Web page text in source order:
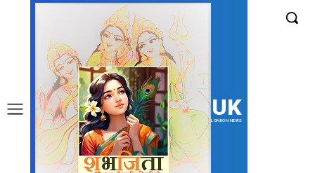
UK
LONDON NEWS